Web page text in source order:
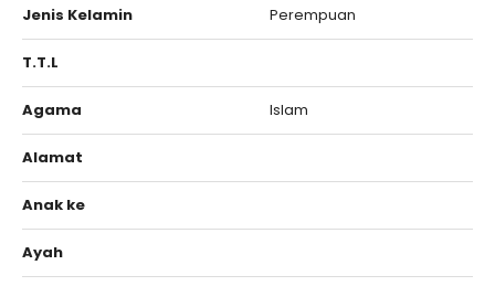
Jenis Kelamin Perempuan
T.T.L
Agama Islam
Alamat
Anak ke
Ayah